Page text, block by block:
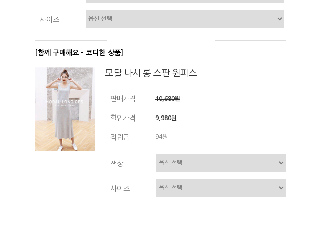
사이즈
[함께 구매해요 - 코디한 상품]
모달 나시 롱 스판 원피스
판매가격 10,680원
할인가격 9,980원
적립금 94원
색상
사이즈